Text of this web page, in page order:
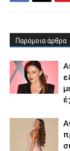
Παρόμοια άρθρα